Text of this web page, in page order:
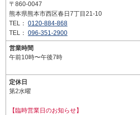
〒860-0047
熊本県熊本市西区春日7丁目21-10
TEL： 0120-884-868
TEL： 096-351-2900
営業時間
午前10時〜午後7時
定休日
第2水曜
【臨時営業日のお知らせ】